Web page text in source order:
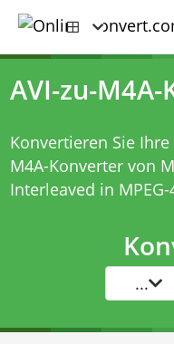
AVI-zu-
Konvertieren Sie
M4A-Konvertervon
Interleaved in
...